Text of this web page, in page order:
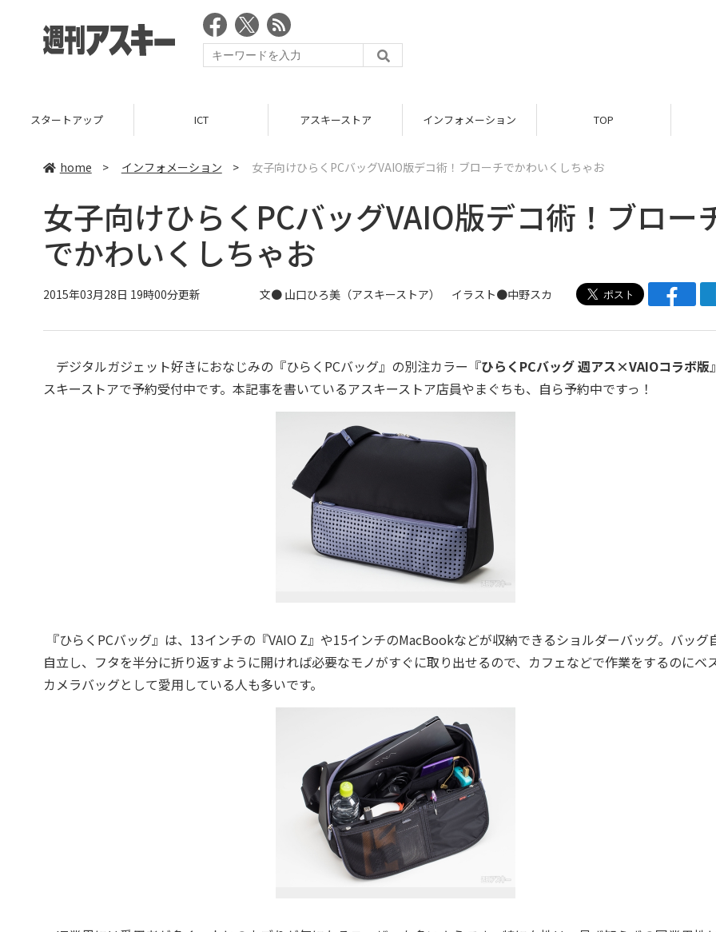
スタートアップ ICT アスキーストア インフォメーション TOP
home > インフォメーション > 女子向けひらくPCバッグVAIO版デコ術！ブローチでかわいくしちゃお
女子向けひらくPCバッグVAIO版デコ術！ブロー
でかわいくしちゃお
2015年03月28日 19時00分更新 文● 山口ひろ美 （アスキーストア） イラスト●中野スカ
デジタルガジェット好きにおなじみの『ひらくPCバッグ』の別注カラー『ひらくPCバッグ 週アス×VAIOコラボ版
スキーストアで予約受付中です。本記事を書いているアスキーストア店員やまぐちも、自ら予約中ですっ！
『ひらくPCバッグ』は、13インチの『VAIO Z』や15インチのMacBookなどが収納できるショルダーバッグ。バッグ
自立し、フタを半分に折り返すように開ければ必要なモノがすぐに取り出せるので、カフェなどで作業をするのにベ
カメラバッグとして愛用している人も多いです。